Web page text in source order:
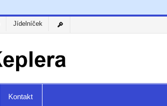
Jídelníček
Kontakt